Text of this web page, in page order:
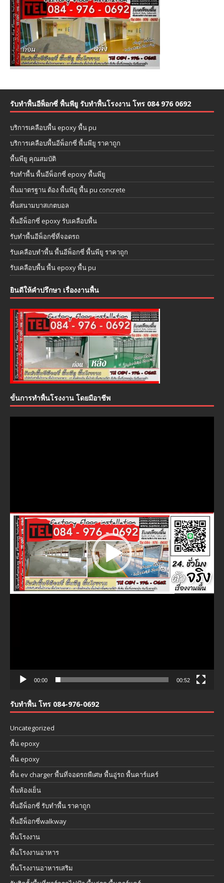
รับทำพื้นอีพ็อกซี่ พื้นพียู รับทำพื้นโรงงาน โทร 084 976 0692
บริการเคลือบพื้น epoxy พื้น pu
บริการเคลือบพื้นอีพ็อกซี่ พื้นพียู ราคาถูก
พื้นพียู คุณสมบัติ
รับทำพื้น พื้นอีพ็อกซี่ epoxy พื้นพียู
พื้นมาตรฐาน ต้อง พื้นพียู พื้น pu concrete
พื้นสนามบาสเกตบอล
พื้นอีพ็อกซี่ epoxy รับเคลือบพื้น
รับทำพื้นอีพ็อกซี่ที่จอดรถ
รับเคลือบทำพื้น พื้นอีพ็อกซี่ พื้นพียู ราคาถูก
รับเคลือบพื้น พื้น epoxy พื้น pu
ยินดีให้คำปรึกษา เรื่องงานพื้น
ขั้นการทำพื้นโรงงาน โดยมือาชีพ
00:00 00:52
รับทำพื้น โทร 084-976-0692
Uncategorized
พื้น epoxy
พื้น epoxy
พื้น ev charger พื้นที่จอดรถพืเศษ พื้นอู่รถ พื้นคาร์แคร์
พื้นห้องเย็น
พื้นอีพ็อกซี่ รับทำพื้น ราคาถูก
พื้นอีพ็อกซี่walkway
พื้นโรงงาน
พื้นโรงงานอาหาร
พื้นโรงงานอาหารเสริม